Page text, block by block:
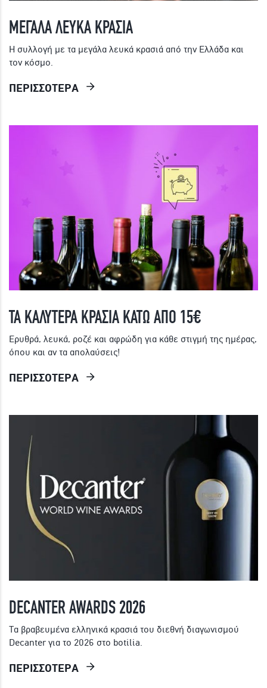
ΜΕΓΑΛΑ ΛΕΥΚΑ ΚΡΑΣΙΑ
Η συλλογή με τα μεγάλα λευκά κρασιά από την Ελλάδα και
τον κόσμο.
ΠΕΡΙΣΣΟΤΕΡΑ
ΤΑ ΚΑΛΥΤΕΡΑ ΚΡΑΣΙΑ ΚΑΤΩ ΑΠΟ 15€
Ερυθρά, λευκά, ροζέ και αφρώδη για κάθε στιγμή της ημέρας,
όπου και αν τα απολαύσεις!
ΠΕΡΙΣΣΟΤΕΡΑ
DECANTER AWARDS 2026
Τα βραβευμένα ελληνικά κρασιά του διεθνή διαγωνισμού
Decanter για το 2026 στο botilia.
ΠΕΡΙΣΣΟΤΕΡΑ